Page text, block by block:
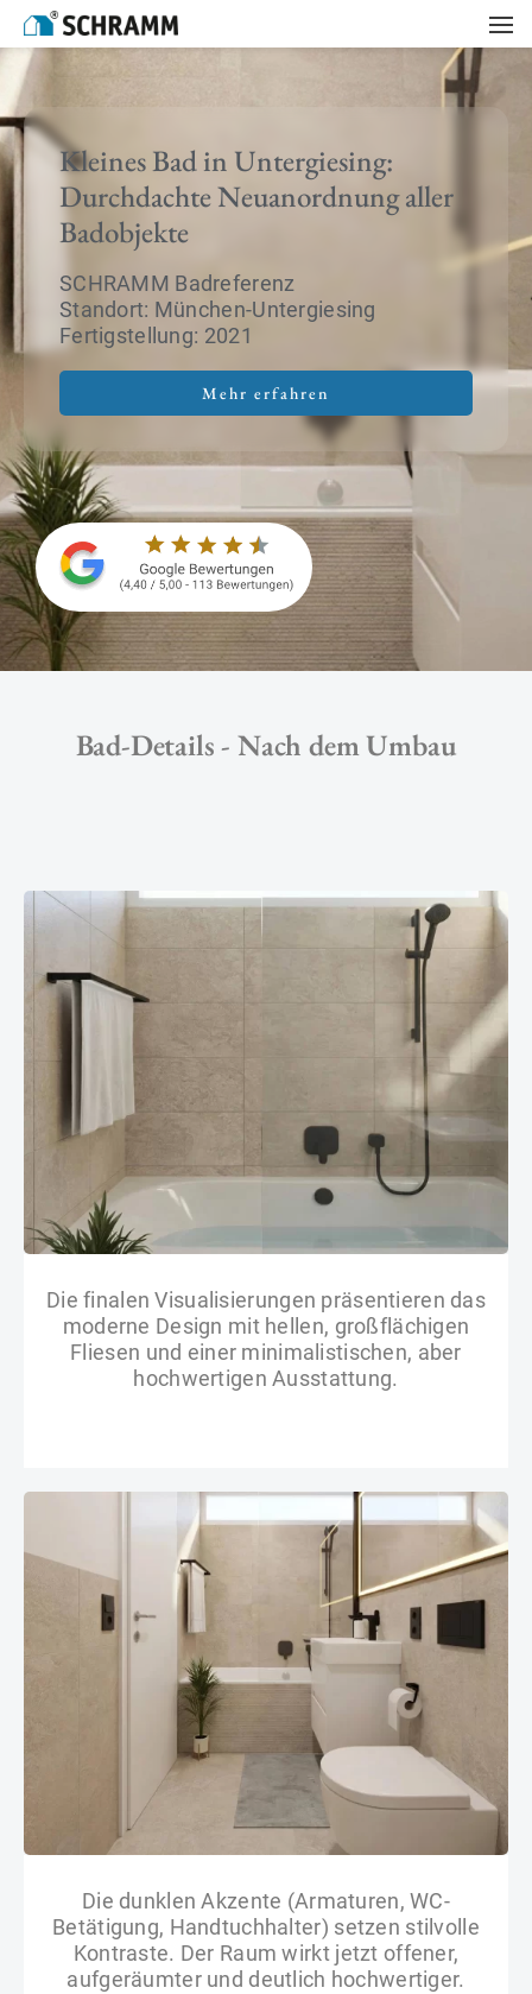
Kleines Bad in Untergiesing:
Durchdachte Neuanordnung aller
Badobjekte
SCHRAMM Badreferenz
Standort: München-Untergiesing
Fertigstellung: 2021
Mehr erfahren
Bad-Details - Nach dem Umbau
Die finalen Visualisierungen präsentieren das
moderne Design mit hellen, großflächigen
Fliesen und einer minimalistischen, aber
hochwertigen Ausstattung.
Die dunklen Akzente (Armaturen, WC-
Betätigung, Handtuchhalter) setzen stilvolle
Kontraste. Der Raum wirkt jetzt offener,
aufgeräumter und deutlich hochwertiger.